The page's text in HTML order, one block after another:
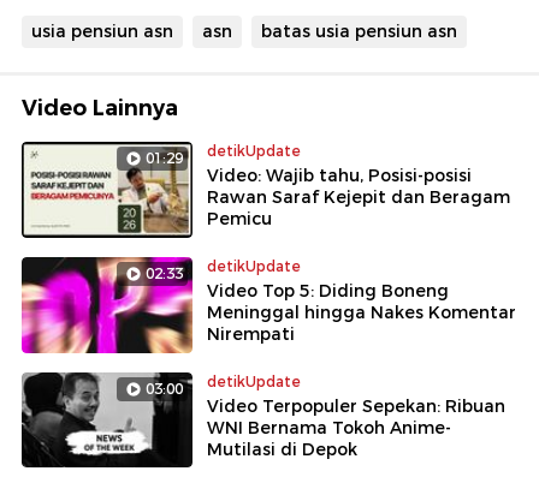
usia pensiun asn asn batas usia pensiun asn
Video Lainnya
01:29 detikUpdate
Video: Wajib tahu, Posisi-posisi
Rawan Saraf Kejepit dan Beragam
Pemicu
02:33 detikUpdate
Video Top 5: Diding Boneng
Meninggal hingga Nakes Komentar
Nirempati
03:00 detikUpdate
Video Terpopuler Sepekan: Ribuan
WNI Bernama Tokoh Anime-
Mutilasi di Depok